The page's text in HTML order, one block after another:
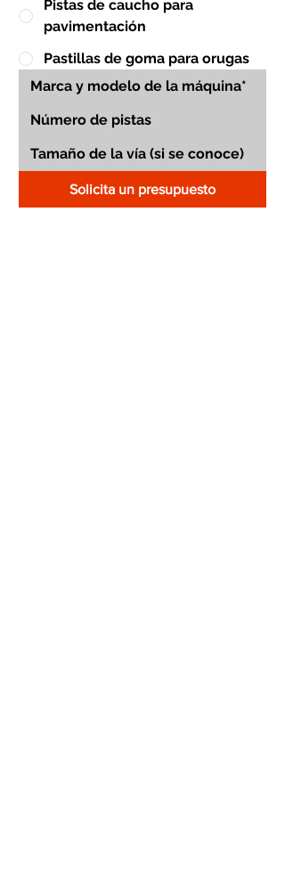
Pistas de caucho para
pavimentación
Pastillas de goma para orugas
Solicita un presupuesto